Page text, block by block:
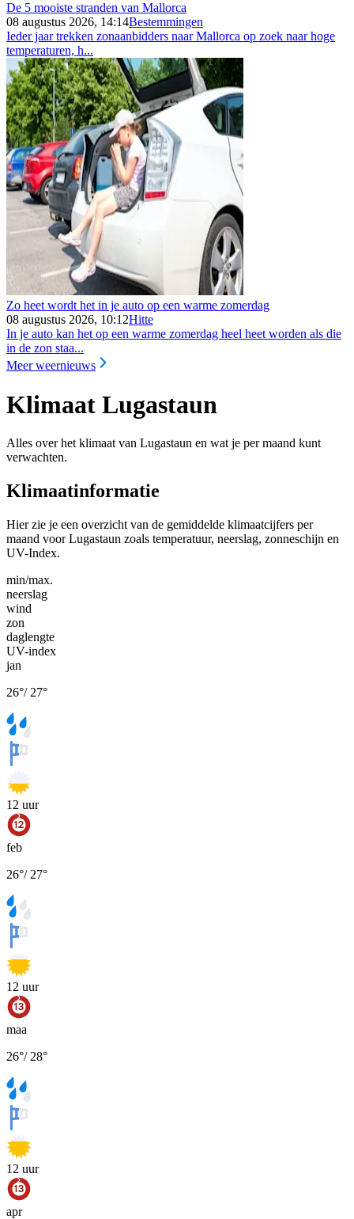
De 5 mooiste stranden van Mallorca
08 augustus 2026, 14:14Bestemmingen
Ieder jaar trekken zonaanbidders naar Mallorca op zoek naar hoge
temperaturen, h...
Zo heet wordt het in je auto op een warme zomerdag
08 augustus 2026, 10:12Hitte
In je auto kan het op een warme zomerdag heel heet worden als die
in de zon staa...
Meer weernieuws
Klimaat Lugastaun
Alles over het klimaat van Lugastaun en wat je per maand kunt
verwachten.
Klimaatinformatie
Hier zie je een overzicht van de gemiddelde klimaatcijfers per
maand voor Lugastaun zoals temperatuur, neerslag, zonneschijn en
UV-Index.
min/max.
neerslag
wind
zon
daglengte
UV-index
jan
26°/ 27°
12 uur
feb
26°/ 27°
12 uur
maa
26°/ 28°
12 uur
apr